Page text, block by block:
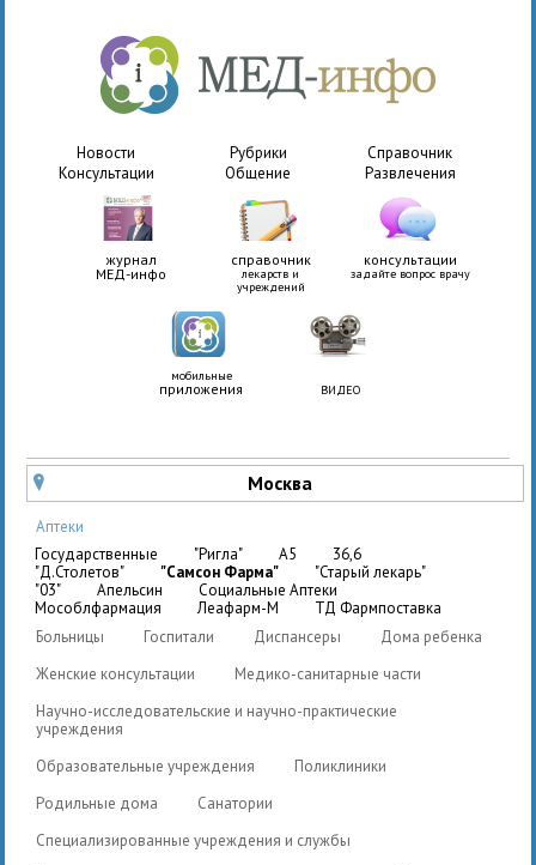
Новости Рубрики
Справочник
Консультации
Общение Развлечения
журнал
МЕД-инфо
справочник
лекарств и
учреждений
консультации
задайте вопрос врачу
мобильные
приложения ВИДЕО
u Москва
Аптеки
государственные
"Ригла" A5
36,6
"Д.Столетов"
"Самсон Фарма"
"Старый лекарь"
"03"
Апельсин
Социальные Аптеки
Мособлфармация
Леафарм-М
ТД Фармпоставка
Больницы
Госпитали Диспансеры
Дома ребенка
Женские консультации
Медико-санитарные части
Научно-исследовательские и научно-практические
учреждения
Образовательные учреждения
Поликлиники
Родильные дома
Санатории
Специализированные учреждения и службы